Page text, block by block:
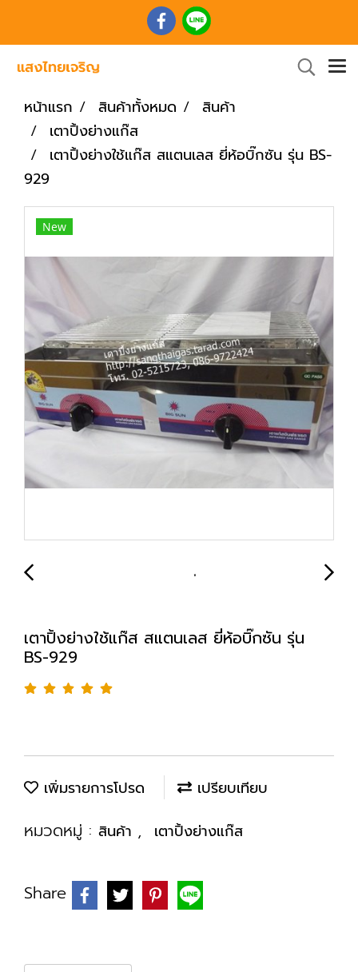
หน้าแรก สินค้าทั้งหมด
สินค้า
เตาปิ้งย่างแก๊ส
เตาปิ้งย่างใช้แก๊ส สแตนเลส ยี่ห้อบิ๊กซัน รุ่น BS-
929
New
เตาปิ้งย่างใช้แก๊ส สแตนเลส ยี่ห้อบิ๊กซัน รุ่น
BS-929
เพิ่มรายการโปรด เปรียบเทียบ
หมวดหมู่ : สินค้า , เตาปิ้งย่างแก๊ส
Share